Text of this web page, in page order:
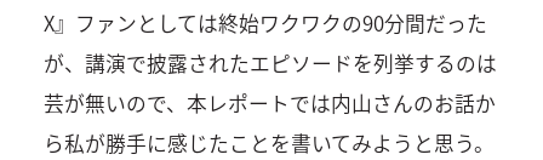
X』ファンとしては終始ワクワクの90分間だった
が、講演で披露されたエピソードを列挙するのは
芸が無いので、本レポートでは内山さんのお話か
ら私が勝手に感じたことを書いてみようと思う。